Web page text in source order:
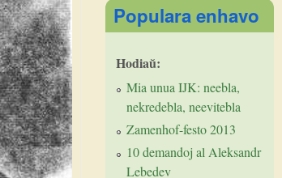
Populara enhavo
Hodiaŭ:
Mia unua IJK: neebla,
nekredebla, neevitebla
Zamenhof-festo 2013
10 demandoj al Aleksandr
Lebedev